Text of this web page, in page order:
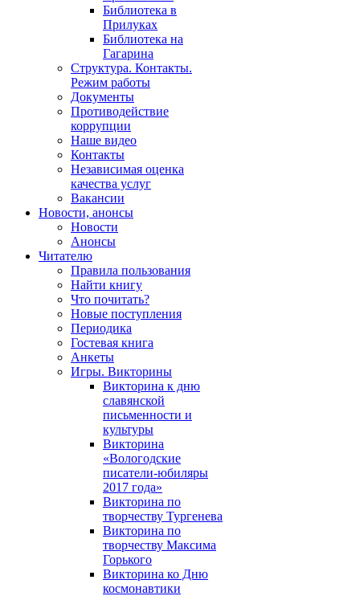
Библиотека в
Прилуках
Библиотека на
Гагарина
Структура. Контакты.
Режим работы
Документы
Противодействие
коррупции
Наше видео
Контакты
Независимая оценка
качества услуг
Вакансии
Новости, анонсы
Новости
Анонсы
Читателю
Правила пользования
Найти книгу
Что почитать?
Новые поступления
Периодика
Гостевая книга
Анкеты
Игры. Викторины
Викторина к дню
славянской
письменности и
культуры
Викторина
«Вологодские
писатели-юбиляры
2017 года»
Викторина по
творчеству Тургенева
Викторина по
творчеству Максима
Горького
Викторина ко Дню
космонавтики